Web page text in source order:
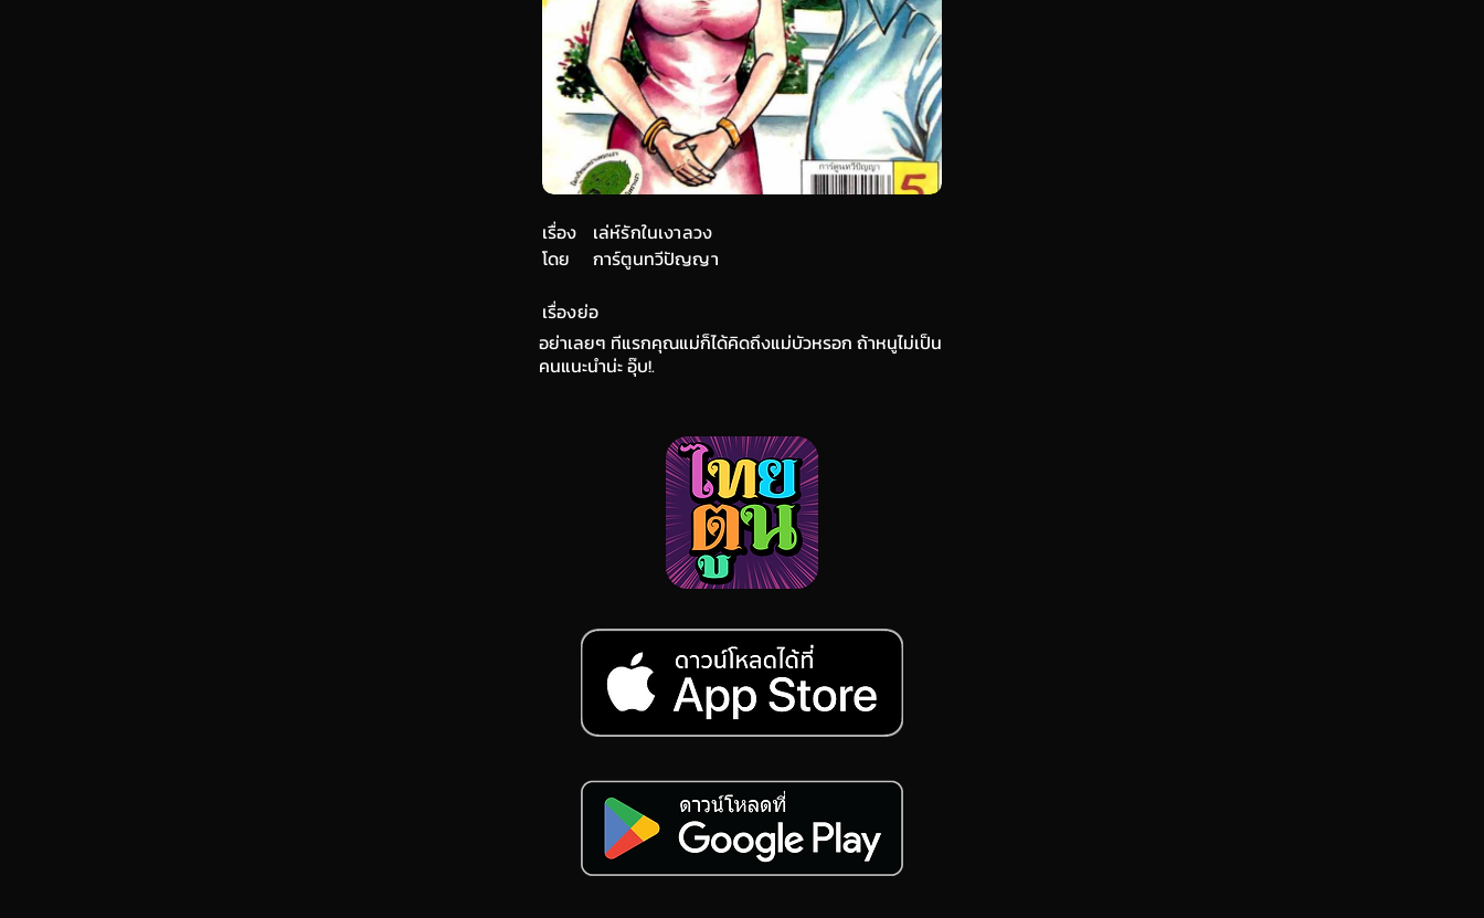
เรื่อง
โดย
เล่ห์รักในเงาลวง
การ์ตูนทวีปัญญา
เรื่องย่อ
อย่าเลยๆ ทีแรกคุณแม่ก็ได้คิดถึงแม่บัวหรอก ถ้าหนูไม่เป็น
คนแนะนำน่ะ อุ๊บ!.